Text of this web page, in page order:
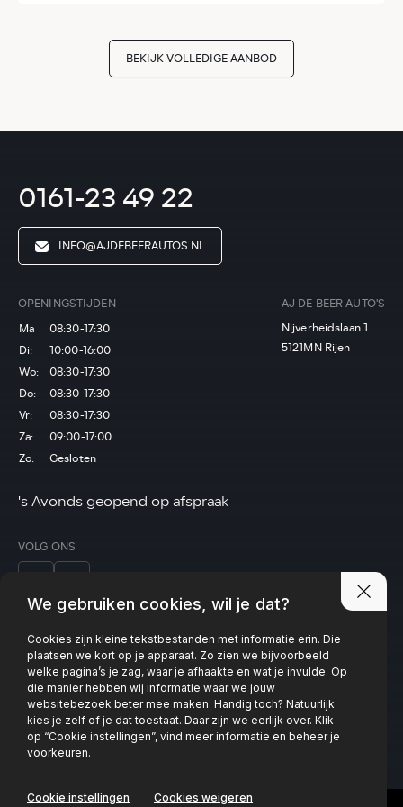
BEKIJK VOLLEDIGE AANBOD
0161-23 49 22
INFO@AJDEBEERAUTOS.NL
OPENINGSTIJDEN
Ma
08:30-17:30
Di:
10:00-16:00
Wo:
08:30-17:30
Do:
08:30-17:30
Vr:
08:30-17:30
Za:
09:00-17:00
Zo:
Gesloten
's Avonds geopend op afspraak
AJ DE BEER AUTO'S
Nijverheidslaan 1
5121MN Rijen
VOLG ONS
Privacy policy
We gebruiken cookies, wil je dat?
Cookies zijn kleine tekstbestanden met informatie erin. Die
plaatsen we kort op je apparaat. Zo zien we bijvoorbeeld
welke pagina’s je zag, waar je afhaakte en wat je invulde. Op
die manier hebben wij informatie waar we jouw
websitebezoek beter mee maken. Handig toch? Natuurlijk
kies je zelf of je dat toestaat. Daar zijn we eerlijk over. Klik
op “Cookie instellingen”, vind meer informatie en beheer je
voorkeuren.
Cookie instellingen Cookies weigeren